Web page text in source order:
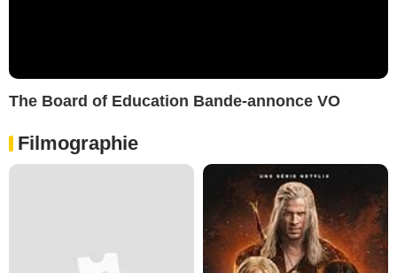
The Board of Education Bande-annonce VO
Filmographie